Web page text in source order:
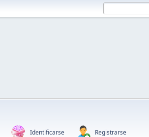
Identificarse Registrarse